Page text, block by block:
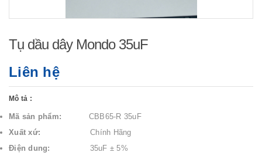
Tụ dầu dây Mondo 35uF
Liên hệ
Mô tả :
Mã sản phẩm:
CBB65-R 35uF
Xuất xứ: Chính Hãng
Điện dung: 35uF ± 5%